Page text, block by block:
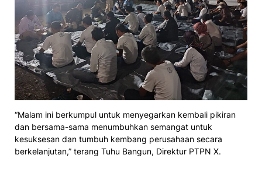
“Malam ini berkumpul untuk menyegarkan kembali pikiran
dan bersama-sama menumbuhkan semangat untuk
kesuksesan dan tumbuh kembang perusahaan secara
berkelanjutan,” terang Tuhu Bangun, Direktur PTPN X.